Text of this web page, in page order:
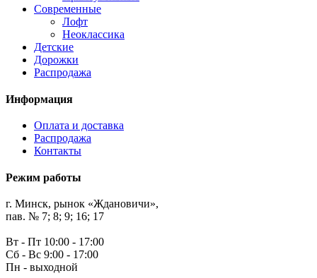
Современные
Лофт
Неоклассика
Детские
Дорожки
Распродажа
Информация
Оплата и доставка
Распродажа
Контакты
Режим работы
г. Минск, рынок «Ждановичи»,
пав. № 7; 8; 9; 16; 17
Вт - Пт 10:00 - 17:00
Сб - Вс 9:00 - 17:00
Пн - выходной